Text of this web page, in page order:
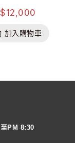
$12,000
加入購物車
PM 8:30